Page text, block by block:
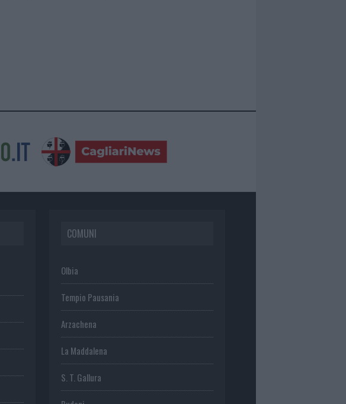
COMUNI
Olbia
Tempio Pausania
Arzachena
La Maddalena
S. T. Gallura